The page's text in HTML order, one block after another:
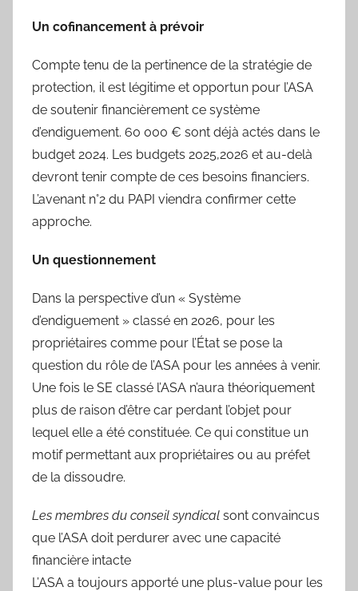
Un cofinancement à prévoir
Compte tenu de la pertinence de la stratégie de
protection, il est légitime et opportun pour l’ASA
de soutenir financièrement ce système
d’endiguement. 60 000 € sont déjà actés dans le
budget 2024. Les budgets 2025,2026 et au-delà
devront tenir compte de ces besoins financiers.
L’avenant n°2 du PAPI viendra confirmer cette
approche.
Un questionnement
Dans la perspective d’un « Système
d’endiguement » classé en 2026, pour les
propriétaires comme pour l’État se pose la
question du rôle de l’ASA pour les années à venir.
Une fois le SE classé l’ASA n’aura théoriquement
plus de raison d’être car perdant l’objet pour
lequel elle a été constituée. Ce qui constitue un
motif permettant aux propriétaires ou au préfet
de la dissoudre.
Les membres du conseil syndical sont convaincus
que l’ASA doit perdurer avec une capacité
financière intacte
L’ASA a toujours apporté une plus-value pour les